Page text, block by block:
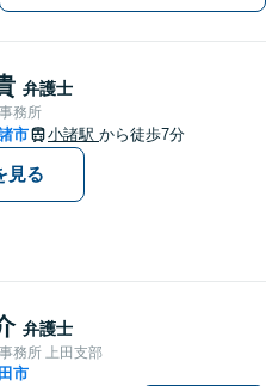
弁護士
務所
市 小諸駅 から徒歩7分
見る
弁護士
務所 上田支部
田市